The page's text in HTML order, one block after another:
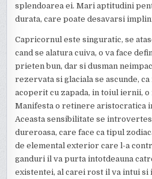
splendoarea ei. Mari aptitudini
durata, care poate desavarsi
Capricornul este singuratic, se
cand se alatura cuiva, o va face
prieten bun, dar si dusman
rezervata si glaciala se ascunde,
acoperit cu zapada, in toiul iernii,
Manifesta o retinere aristocratica
Aceasta sensibilitate se
dureroasa, care face ca tipul
de elemental exterior care l-a
ganduri il va purta intotdeauna
existentei, al carei rost il va intui si